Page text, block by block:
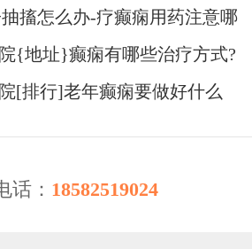
项有什么?
搐怎么办-疗癫痫用药注意哪
{地址}癫痫有哪些治疗方式?
[排行]老年癫痫要做好什么
话： 18582519024